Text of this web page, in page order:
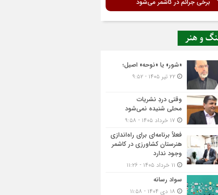
و هنر
«شور» یا «نوحه» اصیل؛
وقتی دردِ نشریات
محلی شنیده نمی‌شود
فعلاً برنامه‌ای برای راه‌اندازی
هنرستان کشاورزی در کاشمر
وجود ندارد
سواد رسانه